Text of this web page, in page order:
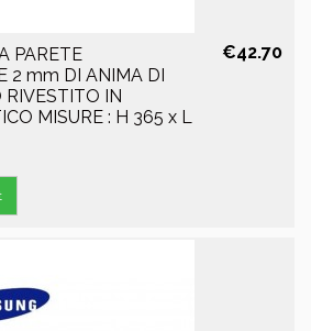
PARETE
2 mm DI ANIMA DI
RIVESTITO IN
MISURE : H 365 x L
€42.70